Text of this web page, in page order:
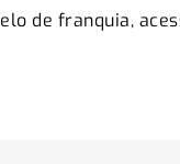
de franquia,